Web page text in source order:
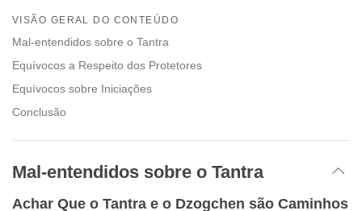
on
facebook
VISÃO GERAL DO CONTEÚDO
Mal-entendidos sobre o Tantra
Equívocos a Respeito dos Protetores
Equívocos sobre Iniciações
Conclusão
Mal-entendidos sobre o Tantra
Achar Que o Tantra e o Dzogchen são Caminhos